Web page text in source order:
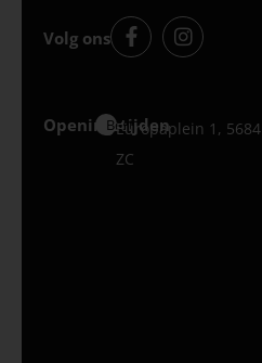
Volg ons
Openingstijden
Best
Europaplein 1, 5684
ZC